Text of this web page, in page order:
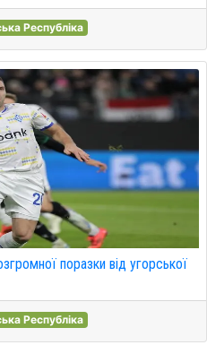
Республіка
поразки від угорської
Республіка